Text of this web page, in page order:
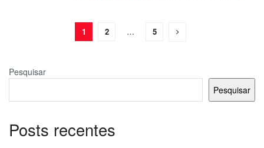
1 2 … 5
Pesquisar
Pesquisar
Posts recentes